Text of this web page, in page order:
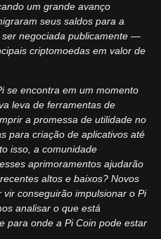
um grande avanço
seus saldos para a
negociada publicamente —
criptomoedas em valor de
se encontra em um momento
leva de ferramentas de
a promessa de utilidade no
para criação de aplicativos até
isso, a comunidade
aprimoramentos ajudarão
altos e baixos? Novos
conseguirão impulsionar o Pi
analisar o que está
para onde a Pi Coin pode estar